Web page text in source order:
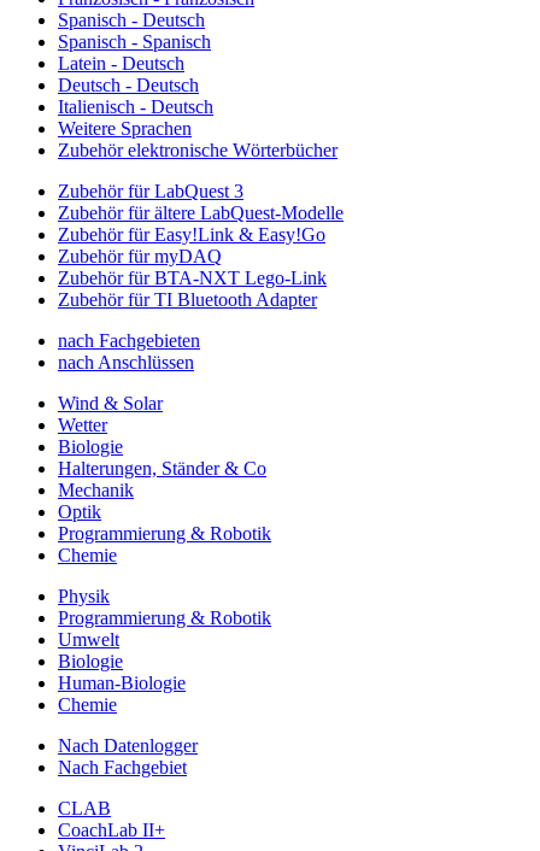
Spanisch - Deutsch
Spanisch - Spanisch
Latein - Deutsch
Deutsch - Deutsch
Italienisch - Deutsch
Weitere Sprachen
Zubehör elektronische Wörterbücher
Zubehör für LabQuest 3
Zubehör für ältere LabQuest-Modelle
Zubehör für Easy!Link & Easy!Go
Zubehör für myDAQ
Zubehör für BTA-NXT Lego-Link
Zubehör für TI Bluetooth Adapter
nach Fachgebieten
nach Anschlüssen
Wind & Solar
Wetter
Biologie
Halterungen, Ständer & Co
Mechanik
Optik
Programmierung & Robotik
Chemie
Physik
Programmierung & Robotik
Umwelt
Biologie
Human-Biologie
Chemie
Nach Datenlogger
Nach Fachgebiet
CLAB
CoachLab II+